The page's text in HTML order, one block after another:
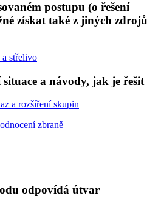
postupu (o řešení
získat také z jiných zdrojů
střelivo
a návody, jak je řešit
a rozšíření skupin
zbraně
odpovídá útvar